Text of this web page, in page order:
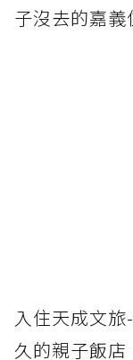
子沒去的嘉義
入住天成文
久的親子飯店